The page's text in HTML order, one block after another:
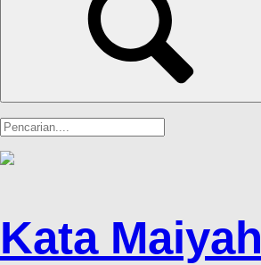
Kata Maiyah